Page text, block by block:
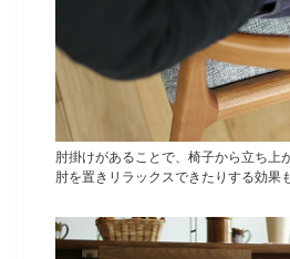
肘掛けがあることで、椅子から立ち上
肘を置きリラックスできたりする効果